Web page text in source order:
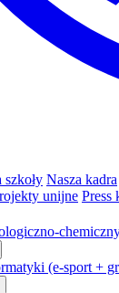
Nasza kadra
unijne Press
(e-sport +